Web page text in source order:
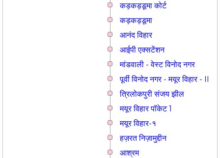
कड़कड़डूमा कोर्ट
कड़कड़डूमा
आनंद विहार
आईपी एक्सटेंशन
मांडवाली - वेस्ट विनोद नगर
पूर्वी विनोद नगर - मयूर विहार - II
त्रिलोकपुरी संजय झील
मयूर विहार पॉकेट 1
मयूर विहार-१
हज़रत निज़ामुद्दीन
आश्रम